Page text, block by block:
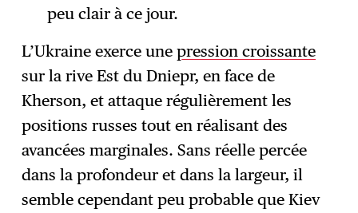
peu clair à ce jour.
L’Ukraine exerce unepression croissante
sur la rive Est du Dniepr, en face de
Kherson, et attaque régulièrement les
positions russes tout en réalisant des
avancées marginales. Sans réelle percée
dans la profondeur et dans la largeur, il
semble cependant peu probable que Kiev